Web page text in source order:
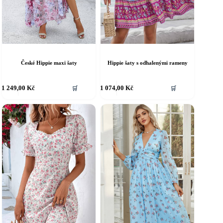
České Hippie maxi šaty
1 249,00 Kč 🛒
Hippie šaty s odhalenými rameny
1 074,00 Kč 🛒
produkt
více
variant.
Možnosti
vybrat
stránce
produktu